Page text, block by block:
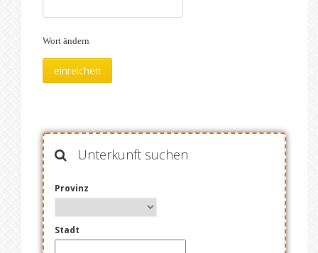
Wort ändern
Unterkunft suchen
Provinz
Stadt